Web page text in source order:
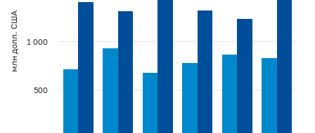
млн долл. США
500
1 000